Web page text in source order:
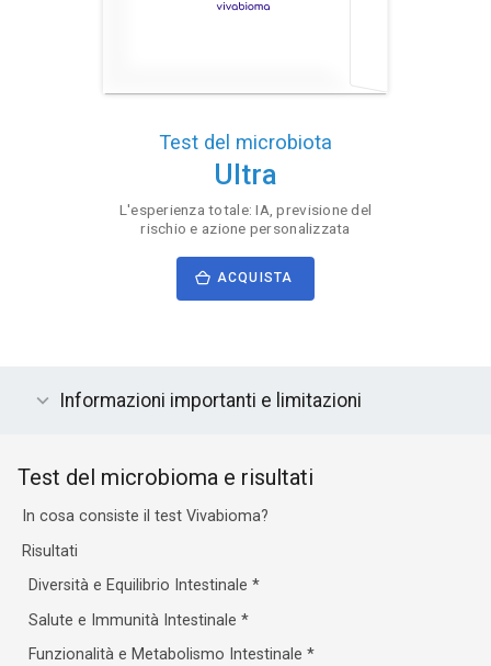
Test del microbiota
Ultra
L'esperienza totale: IA, previsione del
rischio e azione personalizzata
ACQUISTA
Informazioni importanti e limitazioni
Test del microbioma e risultati
In cosa consiste il test Vivabioma?
Risultati
Diversità e Equilibrio Intestinale*
Salute e Immunità Intestinale*
Funzionalità e Metabolismo Intestinale*